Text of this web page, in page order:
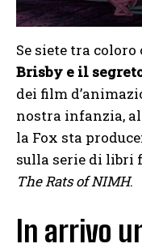
Se siete tra
Brisby e il
dei film
nostra infanzia,
la Fox sta
sulla serie di libri
The Rats of NIMH.
In arrivo